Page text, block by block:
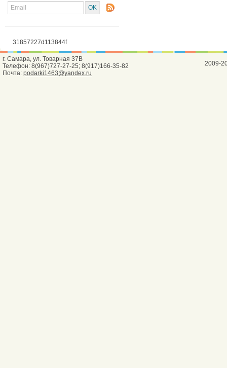
31857227d113844f
г. Самара, ул. Товарная 37В
Телефон: 8(967)727-27-25; 8(917)166-35-82
Почта: podarki1463@yandex.ru
2009-